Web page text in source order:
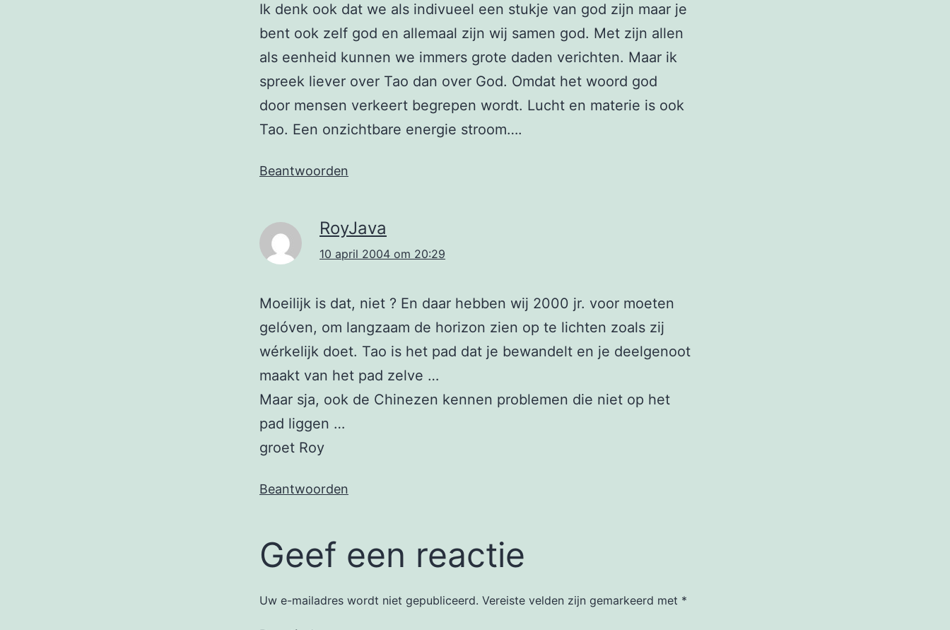
Ik denk ook dat we als indivueel een stukje van god zijn maar je
bent ook zelf god en allemaal zijn wij samen god. Met zijn allen
als eenheid kunnen we immers grote daden verichten. Maar ik
spreek liever over Tao dan over God. Omdat het woord god
door mensen verkeert begrepen wordt. Lucht en materie is ook
Tao. Een onzichtbare energie stroom….
Beantwoorden
RoyJava
10 april 2004 om 20:29
Moeilijk is dat, niet ? En daar hebben wij 2000 jr. voor moeten
gelóven, om langzaam de horizon zien op te lichten zoals zij
wérkelijk doet. Tao is het pad dat je bewandelt en je deelgenoot
maakt van het pad zelve …
Maar sja, ook de Chinezen kennen problemen die niet op het
pad liggen …
groet Roy
Beantwoorden
Geef een reactie
Uw e-mailadres wordt niet gepubliceerd. Vereiste velden zijn gemarkeerd met *